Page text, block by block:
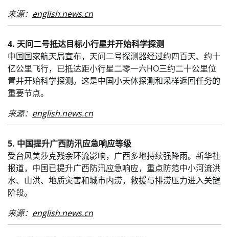
来源： english.news.cn
4. 天问二号抵达目标小行星并开始科学探测
中国国家航天局宣布，天问二号探测器经过约四百天、约十
亿公里飞行，已抵达距小行星二零一六HO三约二十公里位
置并开始科学探测。这是中国小天体探测和采样返回任务的
重要节点。
来源： english.news.cn
5. 中国提升广西防汛应急响应等级
受台风美莎克残余环流影响，广西多地持续强降雨。新华社
报道，中国已提升广西防汛应急响应，重点防范中小河流洪
水、山洪、地质灾害和城市内涝，救援与排涝压力进入关键
阶段。
来源： english.news.cn